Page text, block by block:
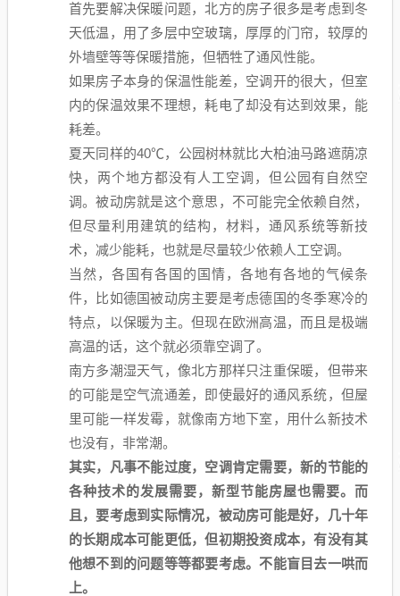
首先要解决保暖问题，北方的房子很多是考虑到冬
天低温，用了多层中空玻璃，厚厚的门帘，较厚的
外墙壁等等保暖措施，但牺牲了通风性能。
如果房子本身的保温性能差，空调开的很大，但室
内的保温效果不理想，耗电了却没有达到效果，能
耗差。
夏天同样的40℃，公园树林就比大柏油马路遮荫凉
快，两个地方都没有人工空调，但公园有自然空
调。被动房就是这个意思，不可能完全依赖自然，
但尽量利用建筑的结构，材料，通风系统等新技
术，减少能耗，也就是尽量较少依赖人工空调。
当然，各国有各国的国情，各地有各地的气候条
件，比如德国被动房主要是考虑德国的冬季寒冷的
特点，以保暖为主。但现在欧洲高温，而且是极端
高温的话，这个就必须靠空调了。
南方多潮湿天气，像北方那样只注重保暖，但带来
的可能是空气流通差，即使最好的通风系统，但屋
里可能一样发霉，就像南方地下室，用什么新技术
也没有，非常潮。
其实，凡事不能过度，空调肯定需要，新的节能的
各种技术的发展需要，新型节能房屋也需要。而
且，要考虑到实际情况，被动房可能是好，几十年
的长期成本可能更低，但初期投资成本，有没有其
他想不到的问题等等都要考虑。不能盲目去一哄而
上。